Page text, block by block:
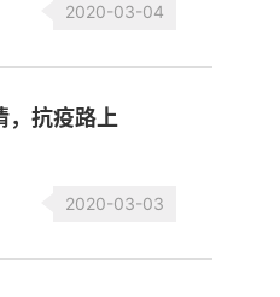
2020-03-04
，抗疫路上
2020-03-03